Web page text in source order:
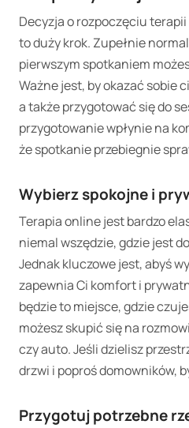
Decyzja o rozpoczęciu
to duży krok. Zupełnie
pierwszym spotkaniem
Ważne jest, by okazać sobie
a także przygotować się do
przygotowanie wpłynie na
że spotkanie przebiegnie
Wybierz spokojne i
Terapia online jest bardzo
niemal wszędzie, gdzie jest
Jednak kluczowe jest, abyś
zapewnia Ci komfort i
będzie to miejsce, gdzie
możesz skupić się na
czy auto. Jeśli dzielisz
drzwi i poproś domowników,
Przygotuj potrzebne